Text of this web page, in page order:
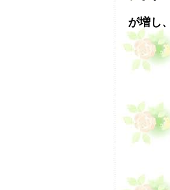
が増し